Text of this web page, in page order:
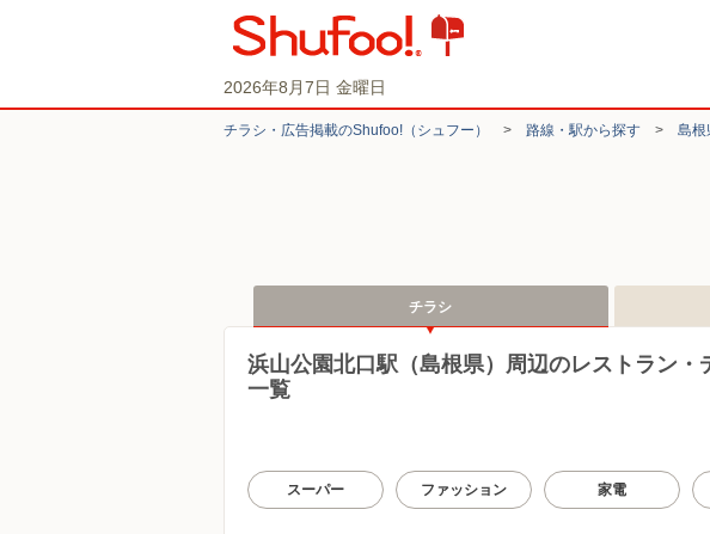
2026年8月7日 金曜日
チラシ・​広告掲載の​Shufoo!​（シュフー） > 路線・駅から探す > 島根
チラシ
浜山公園北口駅（島根県）周辺のレストラン・
一覧
スーパー ファッション 家電